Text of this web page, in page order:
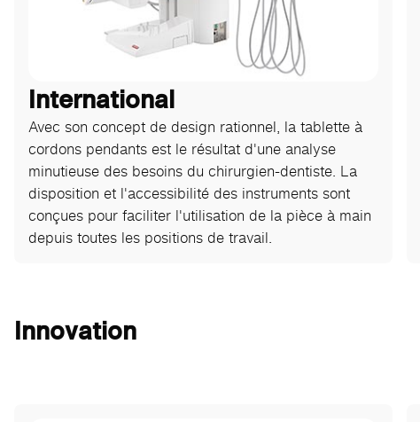
International
Avec son concept de design rationnel, la tablette à
cordons pendants est le résultat d'une analyse
minutieuse des besoins du chirurgien-dentiste. La
disposition et l'accessibilité des instruments sont
conçues pour faciliter l'utilisation de la pièce à main
depuis toutes les positions de travail.
Innovation